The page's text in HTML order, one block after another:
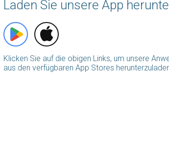
Laden Sie unsere App
Klicken Sie auf die obigen Links, um unsere
aus den verfügbaren App Stores